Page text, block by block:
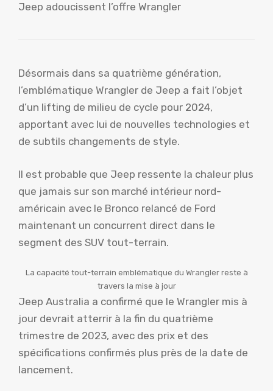
Jeep adoucissent l’offre Wrangler
Désormais dans sa quatrième génération,
l’emblématique Wrangler de Jeep a fait l’objet
d’un lifting de milieu de cycle pour 2024,
apportant avec lui de nouvelles technologies et
de subtils changements de style.
Il est probable que Jeep ressente la chaleur plus
que jamais sur son marché intérieur nord-
américain avec le Bronco relancé de Ford
maintenant un concurrent direct dans le
segment des SUV tout-terrain.
La capacité tout-terrain emblématique du Wrangler reste à
travers la mise à jour
Jeep Australia a confirmé que le Wrangler mis à
jour devrait atterrir à la fin du quatrième
trimestre de 2023, avec des prix et des
spécifications confirmés plus près de la date de
lancement.